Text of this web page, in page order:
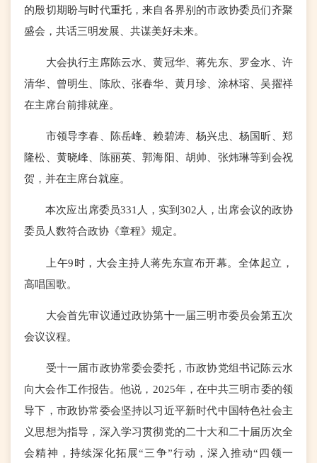
的殷切期盼与时代重托，来自各界别的市政协委员们齐聚
盛会，共话三明发展、共谋美好未来。
大会执行主席陈云水、黄冠华、蒋先东、罗金水、许
清华、曾明生、陈欣、张春华、黄月珍、涂林瑢、吴擢祥
在主席台前排就座。
市领导李春、陈岳峰、赖碧涛、杨兴忠、杨国昕、郑
隆松、黄晓峰、陈丽英、郭海阳、胡帅、张炜琳等到会祝
贺，并在主席台就座。
本次应出席委员331人，实到302人，出席会议的政协
委员人数符合政协《章程》规定。
上午9时，大会主持人蒋先东宣布开幕。全体起立，
高唱国歌。
大会首先审议通过政协第十一届三明市委员会第五次
会议议程。
受十一届市政协常委会委托，市政协党组书记陈云水
向大会作工作报告。他说，2025年，在中共三明市委的领
导下，市政协常委会坚持以习近平新时代中国特色社会主
义思想为指导，深入学习贯彻党的二十大和二十届历次全
会精神，持续深化拓展“三争”行动，深入推动“四领一